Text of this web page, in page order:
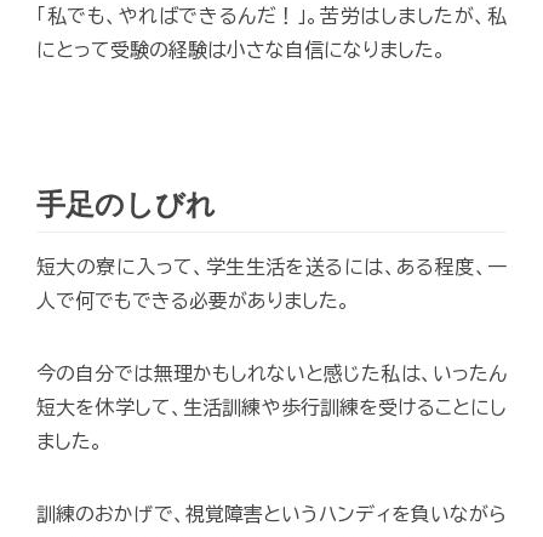
「私でも、やればできるんだ！」。苦労はしましたが、私
にとって受験の経験は小さな自信になりました。
手足のしびれ
短大の寮に入って、学生生活を送るには、ある程度、一
人で何でもできる必要がありました。
今の自分では無理かもしれないと感じた私は、いったん
短大を休学して、生活訓練や歩行訓練を受けることにし
ました。
訓練のおかげで、視覚障害というハンディを負いながら